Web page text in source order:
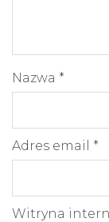
Nazwa *
Adres email *
Witryna